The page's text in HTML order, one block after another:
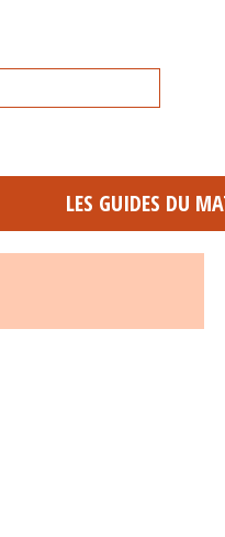
LES GUIDES DU